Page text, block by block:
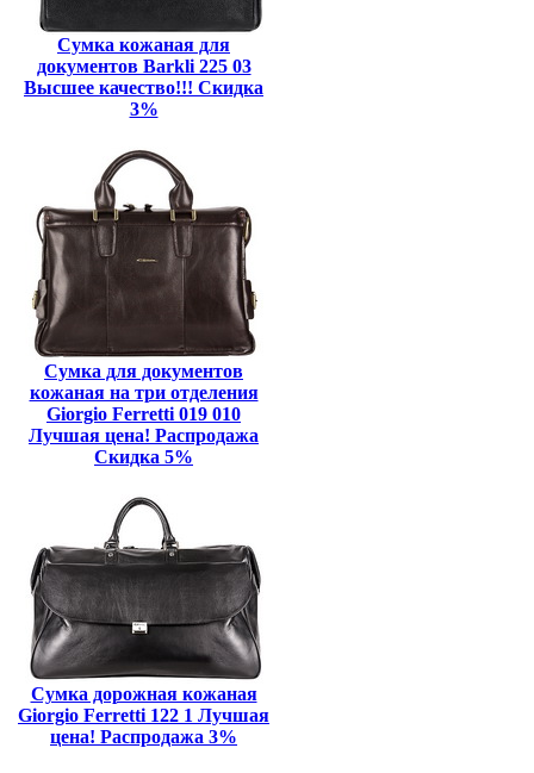
Сумка кожаная для
документов Barkli 225 03
Высшее качество!!! Скидка
3%
Сумка для документов
кожаная на три отделения
Giorgio Ferretti 019 010
Лучшая цена! Распродажа
Скидка 5%
Сумка дорожная кожаная
Giorgio Ferretti 122 1 Лучшая
цена! Распродажа 3%